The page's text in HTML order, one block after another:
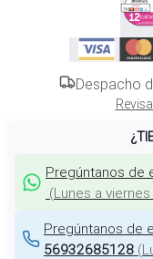
Despacho
Pregúntanos de
(Lunes a
Pregúntanos de
56932685128 (